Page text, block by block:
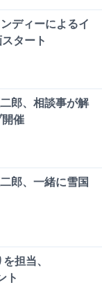
ディーによるイ
タート
郎、相談事が解
催
郎、一緒に雪国
担当、
ト